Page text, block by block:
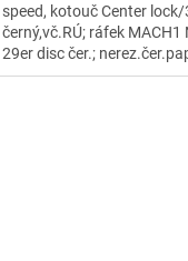
speed, kotouč Center
černý,vč.RÚ; ráfek MACH1
29er disc čer.;
MACH1